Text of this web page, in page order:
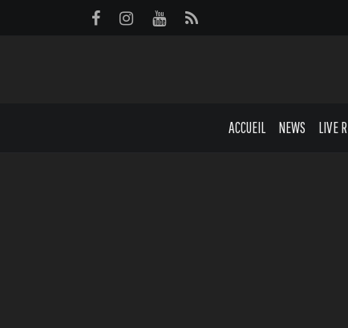
ACCUEIL NEWS LIVE
Panneau de gestion des cookies